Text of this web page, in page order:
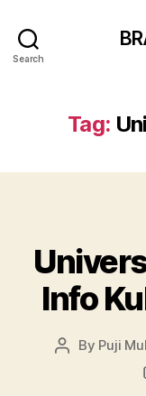
Search
Tag:
Info
Post
By Puji